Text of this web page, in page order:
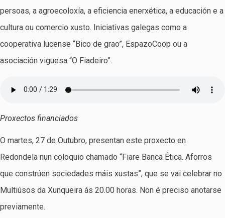
persoas, a agroecoloxía, a eficiencia enerxética, a educación e a
cultura ou comercio xusto. Iniciativas galegas como a
cooperativa lucense “Bico de grao”, EspazoCoop ou a
asociación viguesa “O Fiadeiro”.
Proxectos financiados
O martes, 27 de Outubro, presentan este proxecto en
Redondela nun coloquio chamado “Fiare Banca Ética. Aforros
que constrúen sociedades máis xustas”, que se vai celebrar no
Multiúsos da Xunqueira ás 20.00 horas. Non é preciso anotarse
previamente.